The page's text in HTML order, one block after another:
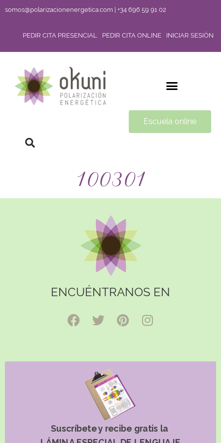
somos@polarizacionenergetica.com | +34 696 59 91 02
PEDIR CITA PRESENCIAL PEDIR CITA ONLINE INICIAR SESIÓN
Escuela online
100301
ENCUÉNTRANOS EN
Suscríbete y recibe gratis la